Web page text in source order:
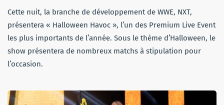
Cette nuit, la branche de développement de WWE, NXT,
présentera « Halloween Havoc », l’un des Premium Live Event
les plus importants de l’année. Sous le thème d’Halloween, le
show présentera de nombreux matchs à stipulation pour
l’occasion.